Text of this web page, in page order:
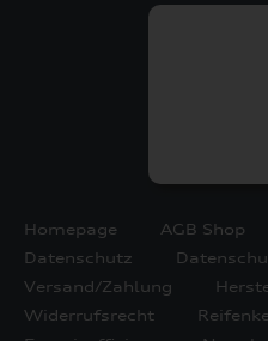
Homepage AGB Shop
Datenschutz
Versand/Zahlung
Widerrufsrecht